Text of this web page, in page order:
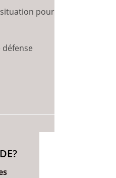
situation pour